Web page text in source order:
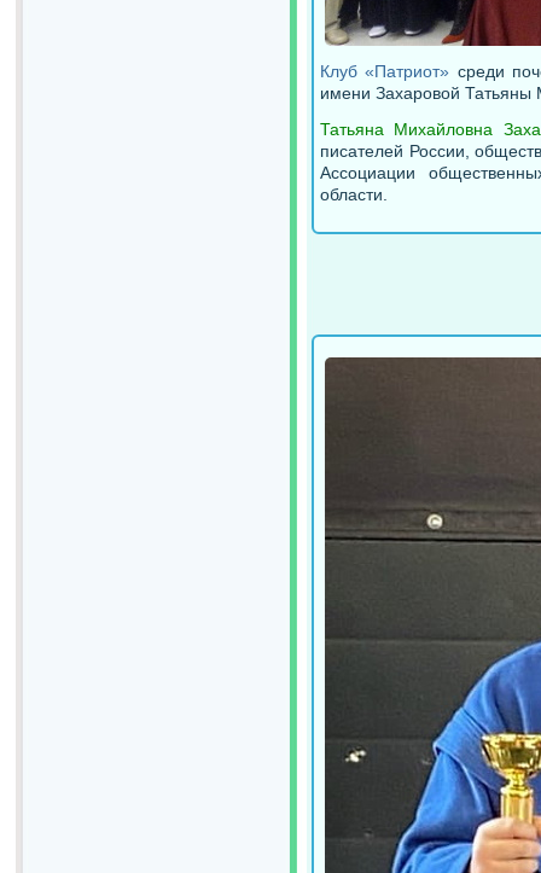
Клуб «Патриот» среди
имени Захаровой Татьяны
Татьяна Михайловна
писателей России,
Ассоциации
области.